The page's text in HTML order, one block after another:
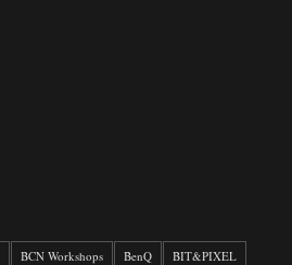
BCN Workshops BenQ
BIT&PIXEL